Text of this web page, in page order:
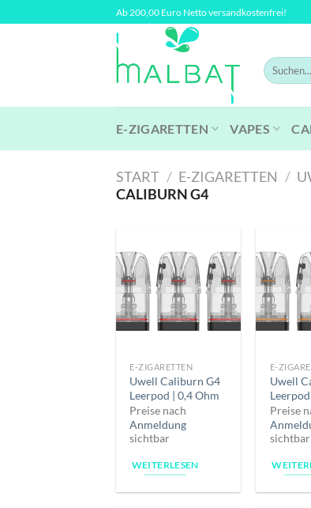
Inhalt
Ab 200,00 Euro Netto versandkostenfrei!
Suchen
nach:
E-ZIGARETTEN VAPES
START / E-ZIGARETTEN /
CALIBURN G4
E-ZIGARETTEN
Uwell Caliburn G4
Leerpod | 0,4 Ohm
Preise nach
Anmeldung
sichtbar
WEITERLESEN
E-
Uwell
Preise
sichtbar